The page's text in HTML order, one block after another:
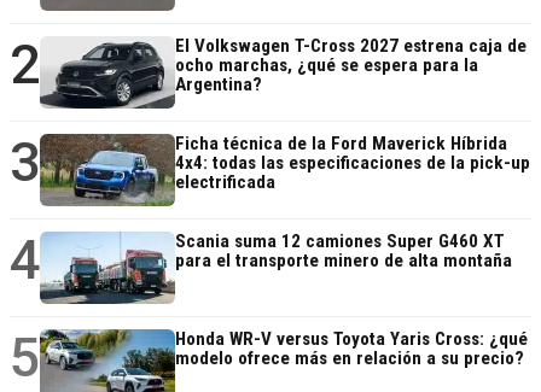
2
El Volkswagen T-Cross 2027 estrena caja de
ocho marchas, ¿qué se espera para la
Argentina?
3
Ficha técnica de la Ford Maverick Híbrida
4x4: todas las especificaciones de la pick-up
electrificada
4
Scania suma 12 camiones Super G460 XT
para el transporte minero de alta montaña
5
Honda WR-V versus Toyota Yaris Cross: ¿qué
modelo ofrece más en relación a su precio?